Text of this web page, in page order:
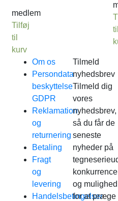
medlem
Tilføj
til
kurv
Om os
Persondata
beskyttelse
GDPR
Reklamation
og
returnering
Betaling
Fragt
og
levering
Handelsbetingelser
Tilmeld
nyhedsbrev
Tilmeld dig
vores
nyhedsbrev,
så du får de
seneste
nyheder på
og mulighed
for at præge